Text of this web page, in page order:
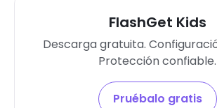
FlashGet Kids
Descarga gratuita.
Protección confiable.
Pruébalo gratis